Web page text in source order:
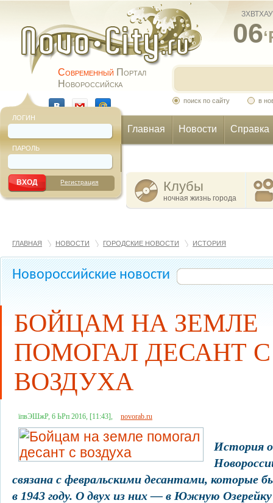
Современный Портал
Новороссийска
ЗХВТХАУ
06
поиск по сайту в
ЛОГИН
ПАРОЛЬ
Регистрация
Главная Новости Справка
Клубы
ночная жизнь города
ГЛАВНАЯ НОВОСТИ ГОРОДСКИЕ НОВОСТИ ИСТОРИЯ
Новороссийские новости
БОЙЦАМ НА ЗЕМЛЕ
ПОМОГАЛ ДЕСАНТ С
ВОЗДУХА
їпвЭШжР, 6 ЬРп 2016, [11:43], novorab.ru
История
связана с февральскими десантами, которые
в 1943 году. О двух из них — в Южную Озерейку